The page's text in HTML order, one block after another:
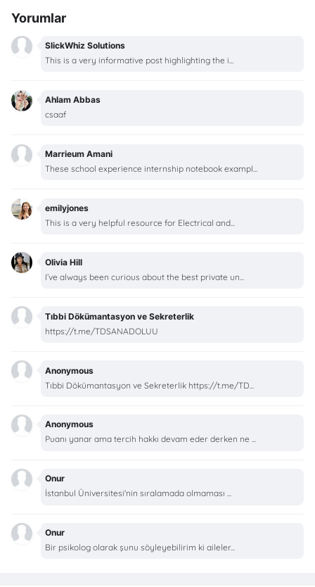
Yorumlar
SlickWhiz Solutions
This is a very informative post highlighting the i...
Ahlam Abbas
csaaf
Marrieum Amani
These school experience internship notebook exampl...
emilyjones
This is a very helpful resource for Electrical and...
Olivia Hill
I’ve always been curious about the best private un...
Tıbbi Dökümantasyon ve Sekreterlik
https://t.me/TDSANADOLUU
Anonymous
Tıbbi Dökümantasyon ve Sekreterlik https://t.me/TD...
Anonymous
Puanı yanar ama tercih hakkı devam eder derken ne ...
Onur
İstanbul Üniversitesi'nin sıralamada olmaması ...
Onur
Bir psikolog olarak şunu söyleyebilirim ki aileler...